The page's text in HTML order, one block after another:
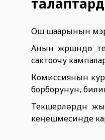
Ош шаарынын
Анын жүрүшүндө
сактоочу
Комиссиянын
борборунун,
кеңешмесинде